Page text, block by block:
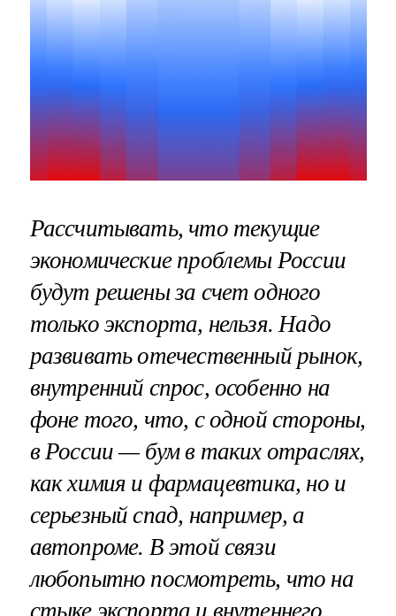
Рассчитывать, что текущие
экономические проблемы России
будут решены за счет одного
только экспорта, нельзя. Надо
развивать отечественный рынок,
внутренний спрос, особенно на
фоне того, что, с одной стороны,
в России — бум в таких отраслях,
как химия и фармацевтика, но и
серьезный спад, например, а
автопроме. В этой связи
любопытно посмотреть, что на
стыке экспорта и внутеннего